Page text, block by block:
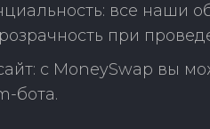
все
при
с MoneySwap вы
бота.